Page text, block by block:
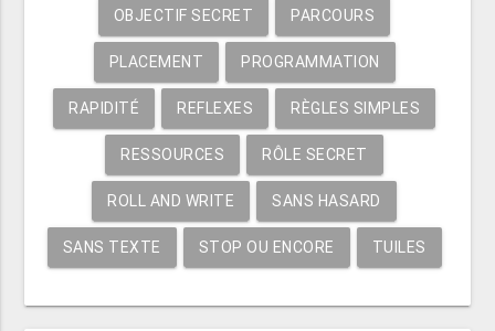
OBJECTIF SECRET PARCOURS
PLACEMENT PROGRAMMATION
RAPIDITÉ REFLEXES RÈGLES SIMPLES
RESSOURCES RÔLE SECRET
ROLL AND WRITE SANS HASARD
SANS TEXTE STOP OU ENCORE TUILES